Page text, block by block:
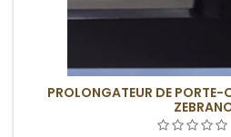
PROLONGATEUR DE